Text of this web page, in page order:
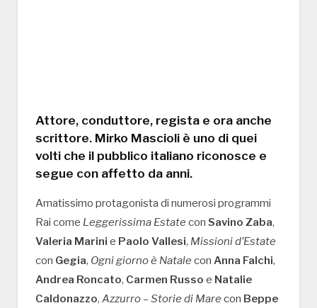
Attore, conduttore, regista e ora anche
scrittore. Mirko Mascioli è uno di quei
volti che il pubblico italiano riconosce e
segue con affetto da anni.
Amatissimo protagonista di numerosi programmi
Rai come Leggerissima Estate con Savino Zaba,
Valeria Marini e Paolo Vallesi, Missioni d’Estate
con Gegia, Ogni giorno è Natale con Anna Falchi,
Andrea Roncato, Carmen Russo e Natalie
Caldonazzo, Azzurro – Storie di Mare con Beppe